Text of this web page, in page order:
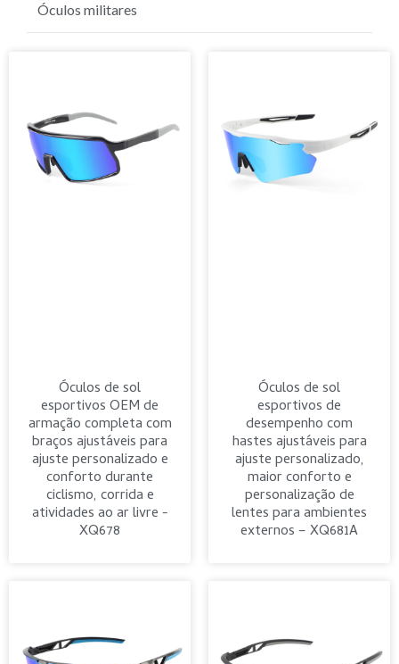
Óculos militares
Óculos de sol
esportivos OEM de
armação completa com
braços ajustáveis ​​para
ajuste personalizado e
conforto durante
ciclismo, corrida e
atividades ao ar livre -
XQ678
Óculos de sol
esportivos de
desempenho com
hastes ajustáveis ​​para
ajuste personalizado,
maior conforto e
personalização de
lentes para ambientes
externos – XQ681A